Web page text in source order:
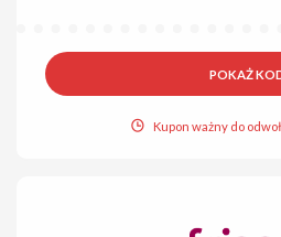
POKAŻ
Kupon ważny do